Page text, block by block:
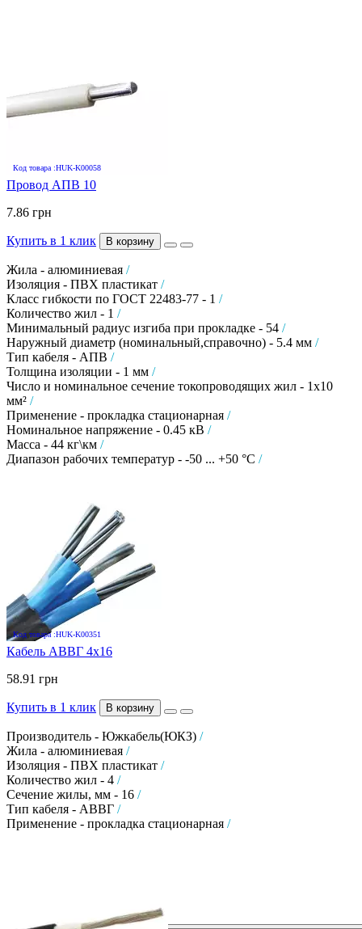
Код товара :HUK-K00058
Провод АПВ 10
7.86 грн
Купить в 1 клик В корзину
Жила - алюминиевая /
Изоляция - ПВХ пластикат /
Класс гибкости по ГОСТ 22483-77 - 1 /
Количество жил - 1 /
Минимальный радиус изгиба при прокладке - 54 /
Наружный диаметр (номинальный,справочно) - 5.4 мм /
Тип кабеля - АПВ /
Толщина изоляции - 1 мм /
Число и номинальное сечение токопроводящих жил - 1х10
мм² /
Применение - прокладка стационарная /
Номинальное напряжение - 0.45 кВ /
Масса - 44 кг\км /
Диапазон рабочих температур - -50 ... +50 °C /
Код товара :HUK-K00351
Кабель АВВГ 4х16
58.91 грн
Купить в 1 клик В корзину
Производитель - Южкабель(ЮКЗ) /
Жила - алюминиевая /
Изоляция - ПВХ пластикат /
Количество жил - 4 /
Сечение жилы, мм - 16 /
Тип кабеля - АВВГ /
Применение - прокладка стационарная /